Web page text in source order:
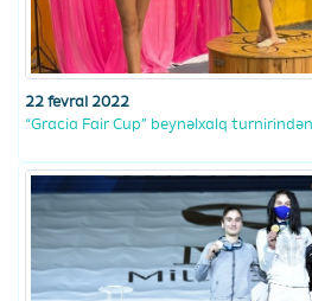
22 fevral 2022
“Gracia Fair Cup” beynəlxalq turnirindən